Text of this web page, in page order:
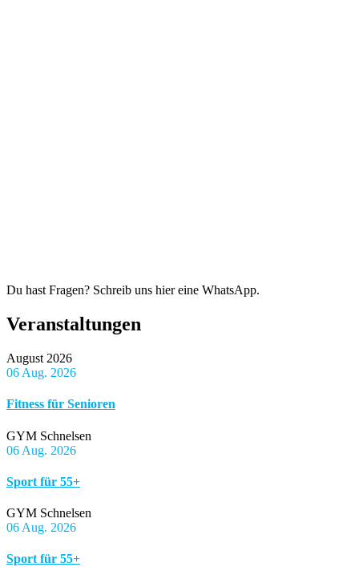
Du hast Fragen? Schreib uns hier eine WhatsApp.
Veranstaltungen
August 2026
06 Aug. 2026
Fitness für Senioren
GYM Schnelsen
06 Aug. 2026
Sport für 55+
GYM Schnelsen
06 Aug. 2026
Sport für 55+